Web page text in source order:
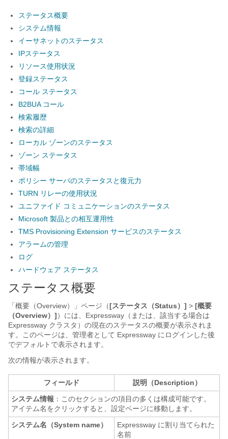
ステータス概要
システム情報
イーサネットのステータス
IPステータス
リソース使用状況
登録ステータス
コール ステータス
B2BUA コール
検索履歴
検索の詳細
ローカル ゾーンのステータス
ゾーン ステータス
帯域幅
ポリシー サーバのステータスと復元力
TURN リレーの使用状況
ユニファイド コミュニケーションのステータス
Microsoft 製品との相互運用性
TMS Provisioning Extension サービスのステータス
アラームの管理
ログ
ハードウェア ステータス
ステータス概要
「概要（Overview）」ページ（[ステータス（Status）] > [概要
（Overview）]）には、Expressway（または、該当する場合は
Expressway クラスタ）の現在のステータスの概要が表示されま
す。このページは、管理者として Expressway にログインした後
でデフォルトで表示されます。
次の情報が表示されます。
フィールド
説明（Description）
システム情報 ：このセクションの項目の多くは構成可能です。
アイテム名をクリックすると、設定ページに移動します。
システム名（System name）
Expressway に割り当てられた
名前